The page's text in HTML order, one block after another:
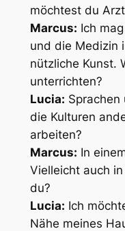
möchtest du
Marcus: Ich
und die Medizin
nützliche Kunst.
unterrichten?
Lucia: Sprachen
die Kulturen
arbeiten?
Marcus: In
Vielleicht auch
du?
Lucia: Ich
Nähe meines